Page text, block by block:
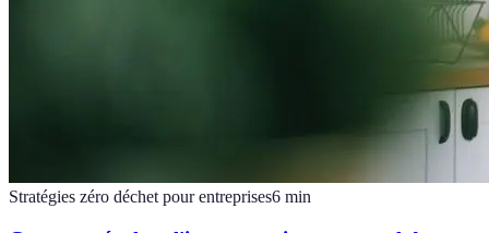
Stratégies zéro déchet pour entreprises6 min